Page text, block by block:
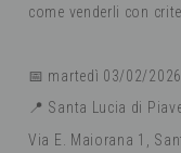
come venderli con
📅 martedì 03/02/
📍 Santa Lucia di
Via E. Maiorana 1,